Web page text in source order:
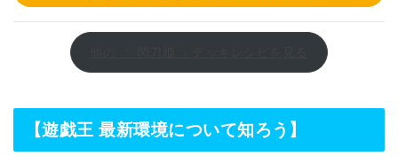
【遊戯王 最新環境について知ろう】